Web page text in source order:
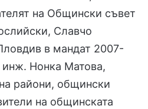
на Общински съвет
Славчо
в мандат 2007-
инж. Нонка Матова,
райони, общински
на общинската